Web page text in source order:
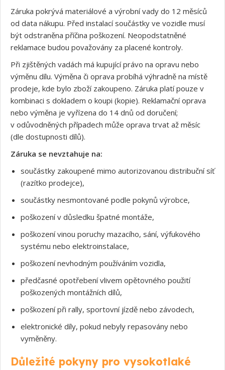
Záruka pokrývá materiálové a výrobní vady do 12 měsíců
od data nákupu. Před instalací součástky ve vozidle musí
být odstraněna příčina poškození. Neopodstatněné
reklamace budou považovány za placené kontroly.
Při zjištěných vadách má kupující právo na opravu nebo
výměnu dílu. Výměna či oprava probíhá výhradně na místě
prodeje, kde bylo zboží zakoupeno. Záruka platí pouze v
kombinaci s dokladem o koupi (kopie). Reklamační oprava
nebo výměna je vyřízena do 14 dnů od doručení;
v odůvodněných případech může oprava trvat až měsíc
(dle dostupnosti dílů).
Záruka se nevztahuje na:
součástky zakoupené mimo autorizovanou distribuční síť
(razítko prodejce),
součástky nesmontované podle pokynů výrobce,
poškození v důsledku špatné montáže,
poškození vinou poruchy mazacího, sání, výfukového
systému nebo elektroinstalace,
poškození nevhodným používáním vozidla,
předčasné opotřebení vlivem opětovného použití
poškozených montážních dílů,
poškození při rally, sportovní jízdě nebo závodech,
elektronické díly, pokud nebyly repasovány nebo
vyměněny.
Důležité pokyny pro vysokotlaké